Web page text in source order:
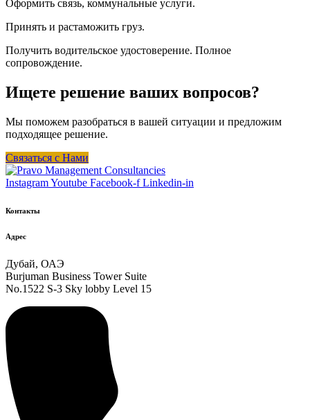
Оформить связь, коммунальные услуги.
Принять и растаможить груз.
Получить водительское удостоверение. Полное
сопровождение.
Ищете решение ваших вопросов?
Мы поможем разобраться в вашей ситуации и предложим
подходящее решение.
Связаться с Нами
InstagramYoutube Facebook-f Linkedin-in
Контакты
Адрес
Дубай, ОАЭ
Burjuman Business Tower Suite
No.1522 S-3 Sky lobby Level 15